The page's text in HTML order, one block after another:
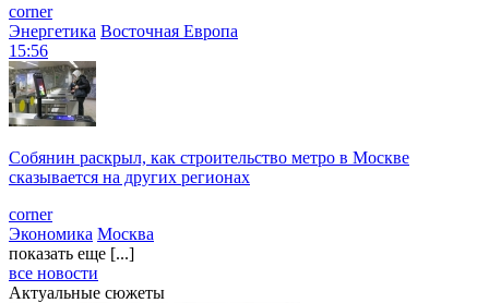
corner
Энергетика Восточная Европа
15:56
Собянин раскрыл, как строительство метро в Москве
сказывается на других регионах
corner
Экономика Москва
показать еще [...]
все новости
Актуальные сюжеты